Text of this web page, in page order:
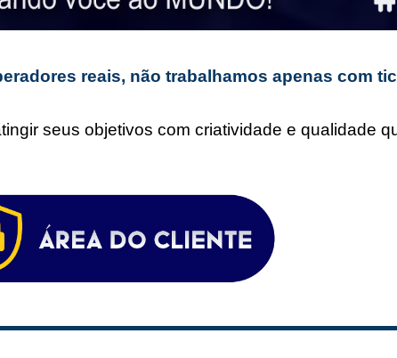
reais, não trabalhamos apenas com
seus objetivos com criatividade e qualidade